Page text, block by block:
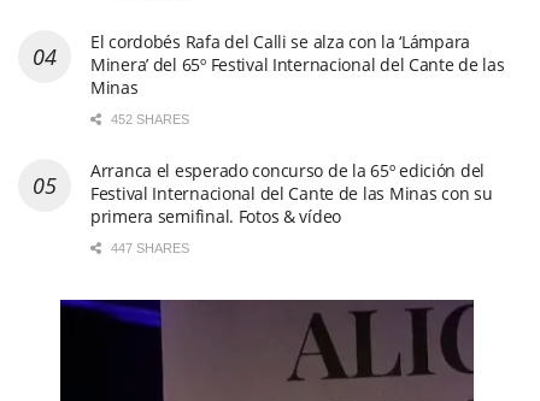
El cordobés Rafa del Calli se alza con la ‘Lámpara
Minera’ del 65º Festival Internacional del Cante de las
Minas
452 SHARES
Arranca el esperado concurso de la 65º edición del
Festival Internacional del Cante de las Minas con su
primera semifinal. Fotos & vídeo
447 SHARES